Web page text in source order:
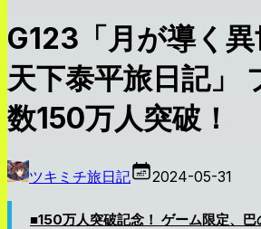
G123「月が導く
天下泰平旅日記」
数150万人突破！
ツキミチ旅日記 2024-05-31
■150万人突破記念！ ゲーム限定、